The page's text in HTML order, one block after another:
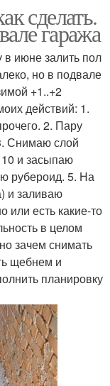
сделать.
гаража
июне залить пол
но в подвале
+1..+2
действий: 1.
2. Пару
Снимаю слой
10 и засыпаю
рубероид. 5. На
и заливаю
или есть какие-то
в целом
зачем снимать
щебнем и
планировку